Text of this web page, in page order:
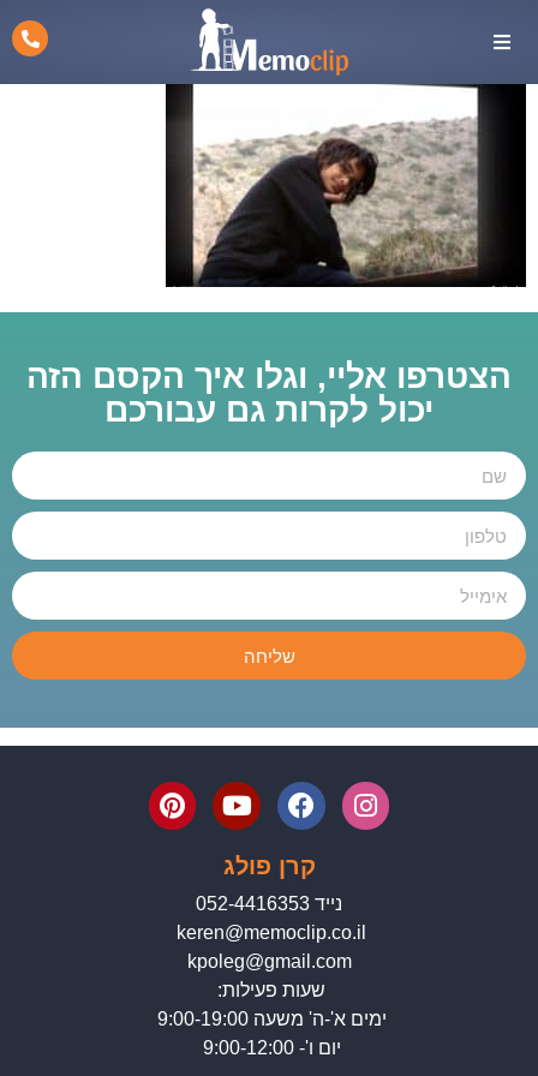
הצטרפו אליי, וגלו איך הקסם הזה
יכול לקרות גם עבורכם
שליחה
קרן פולג
נייד 052-4416353
keren@memoclip.co.il
kpoleg@gmail.com
שעות פעילות:
ימים א'-ה' משעה 9:00-19:00
יום ו'- 9:00-12:00